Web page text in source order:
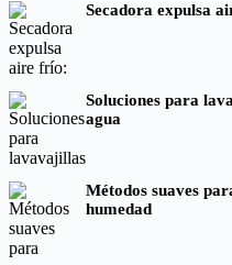
Secadora expulsa
Soluciones para
agua
Métodos suaves
humedad